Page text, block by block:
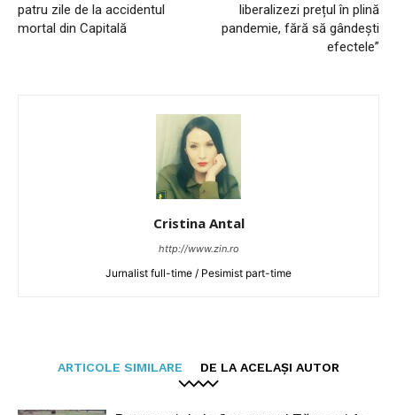
patru zile de la accidentul
mortal din Capitală
liberalizezi prețul în plină
pandemie, fără să gândești
efectele”
Cristina Antal
http://www.zin.ro
Jurnalist full-time / Pesimist part-time
ARTICOLE SIMILARE DE LA ACELAȘI AUTOR